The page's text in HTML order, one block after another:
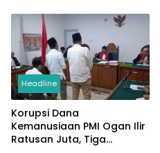
Headline
Korupsi Dana
Kemanusiaan PMI Ogan Ilir
Ratusan Juta, Tiga